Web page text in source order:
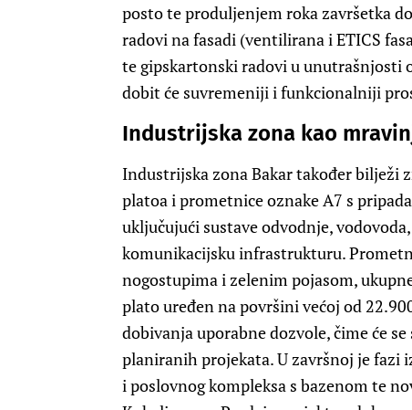
posto te produljenjem roka završetka
radovi na fasadi (ventilirana i ETICS
te gipskartonski radovi u unutrašnjosti
dobit će suvremeniji i funkcionalniji
Industrijska zona kao
Industrijska zona Bakar također bilježi
platoa i prometnice oznake A7 s
uključujući sustave odvodnje,
komunikacijsku infrastrukturu.
nogostupima i zelenim pojasom,
plato uređen na površini većoj od
dobivanja uporabne dozvole, čime će
planiranih projekata. U završnoj je fazi
i poslovnog kompleksa s bazenom te